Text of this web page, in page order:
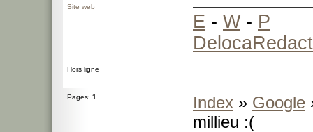
Site web
E - W- P
Hors ligne
Pages: 1 Index » Google
millieu :(